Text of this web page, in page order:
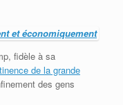
fidèle à sa
de la grande
des gens